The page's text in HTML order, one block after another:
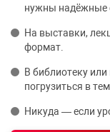
нужны надёжные
На выставки,
формат.
В библиотеку
погрузиться в
Никуда — если